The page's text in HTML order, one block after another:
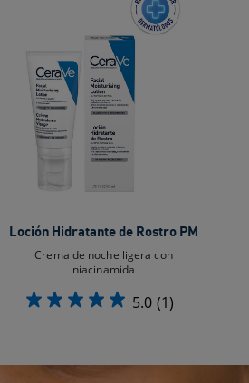
Loción Hidratante de Rostro PM
Crema de noche ligera con
niacinamida
5.0 (1)